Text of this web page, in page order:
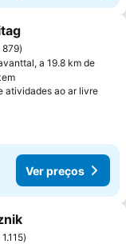
favoritos
879
a 19.8 km de
atividades ao ar livreVer
Ver preços
favoritos
1.115